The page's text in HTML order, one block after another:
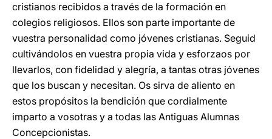
cristianos recibidos a través de la formación en
colegios religiosos. Ellos son parte importante de
vuestra personalidad como jóvenes cristianas. Seguid
cultivándolos en vuestra propia vida y esforzaos por
llevarlos, con fidelidad y alegría, a tantas otras jóvenes
que los buscan y necesitan. Os sirva de aliento en
estos propósitos la bendición que cordialmente
imparto a vosotras y a todas las Antiguas Alumnas
Concepcionistas.